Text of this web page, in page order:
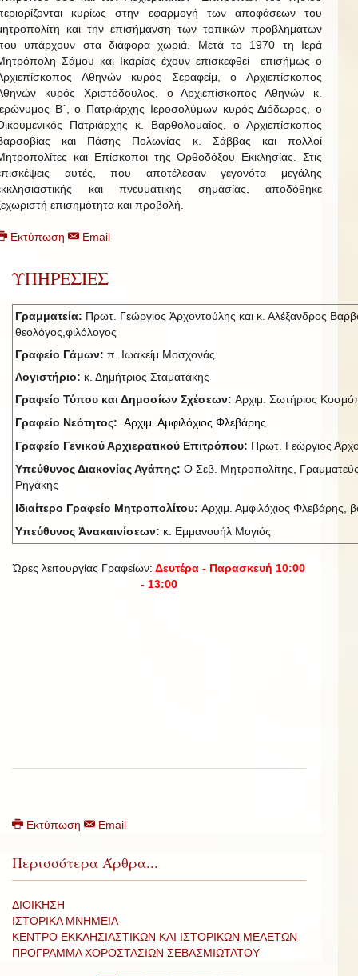
κυρίως στην εφαρμογή των αποφάσεων του
και την επισήμανση των τοπικών προβλημάτων
υπάρχουν στα διάφορα χωριά. Μετά το 1970 τη Ιερά
Σάμου και Ικαρίας έχουν επισκεφθεί επισήμως ο
Αθηνών κυρός Σεραφείμ, ο Αρχιεπίσκοπος
κυρός Χριστόδουλος, ο Αρχιεπίσκοπος Αθηνών κ.
Β΄, ο Πατριάρχης Ιεροσολύμων κυρός Διόδωρος, ο
Πατριάρχης κ. Βαρθολομαίος, ο Αρχιεπίσκοπος
και Πάσης Πολωνίας κ. Σάββας και πολλοί
και Επίσκοποι της Ορθοδόξου Εκκλησίας. Στις
αυτές, που αποτέλεσαν γεγονότα μεγάλης
και πνευματικής σημασίας, αποδόθηκε
επισημότητα και προβολή.
Εκτύπωση Email
ΥΠΗΡΕΣΙΕΣ
Γραμματεία: Πρωτ. Γεώργιος Ἀρχοντούλης και κ. Αλέξανδρος
θεολόγος,φιλόλογος
Γραφείο Γάμων: π. Ιωακείμ Μοσχονάς
Λογιστήριο: κ. Δημήτριος Σταματάκης
Γραφείο Τύπου και Δημοσίων Σχέσεων: Αρχιμ. Σωτήριος
Γραφείο Νεότητος: Αρχιμ. Αμφιλόχιος Φλεβάρης
Γραφείο Γενικού Αρχιερατικού Επιτρόπου: Πρωτ. Γεώργιος
Υπεύθυνος Διακονίας Αγάπης: Ο Σεβ. Μητροπολίτης,
Ρηγάκης
Ιδιαίτερο Γραφείο Μητροπολίτου: Αρχιμ. Αμφιλόχιος Φλεβάρης,
Υπεύθυνος Ἀνακαινίσεων: κ. Εμμανουήλ Μογιός
Ώρες λειτουργίας Γραφείων: Δευτέρα - Παρασκευή 10:00
- 13:00
Εκτύπωση Email
Περισσότερα Άρθρα...
ΔΙΟΙΚΗΣΗ
ΙΣΤΟΡΙΚΑ ΜΝΗΜΕΙΑ
ΚΕΝΤΡΟ ΕΚΚΛΗΣΙΑΣΤΙΚΩΝ ΚΑΙ ΙΣΤΟΡΙΚΩΝ ΜΕΛΕΤΩΝ
ΠΡΟΓΡΑΜΜΑ ΧΟΡΟΣΤΑΣΙΩΝ ΣΕΒΑΣΜΙΩΤΑΤΟΥ